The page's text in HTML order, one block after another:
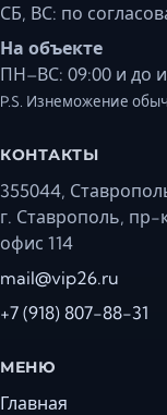
СБ, ВС: по
На объекте
ПН–ВС: 09:00 и до
P.S. Изнеможение
КОНТАКТЫ
355044,
г. Ставрополь,
офис 114
mail@vip26.ru
+7 (918) 807-88-31
МЕНЮ
Главная